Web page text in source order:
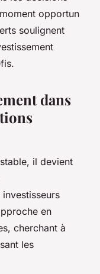
opportun
soulignent
dans
il devient
en
cherchant à
les